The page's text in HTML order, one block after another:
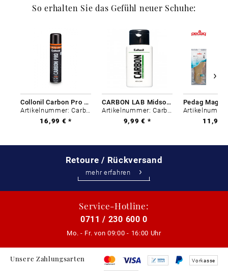
So erhalten Sie das Gefühl neuer Schuhe:
Collonil Carbon Pro 400 ml
Artikelnummer: Carbon-0
16,99 € *
CARBON LAB Midsole Cleaner
Artikelnummer: Carbon-0
9,99 € *
11,99
Retoure / Rückversand
mehr erfahren
Service-Hotline:
0711 / 230 600 0
Mo. - Fr. von 09:00 - 16:00 Uhr
Unsere Zahlungsarten Vorkasse